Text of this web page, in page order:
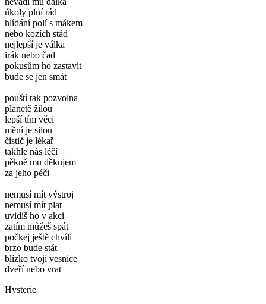
úkoly plní rád
hlídání polí s mákem
nebo kozích stád
nejlepší je válka
irák nebo čad
pokusům ho zastavit
bude se jen smát
pouští tak pozvolna
planetě žilou
lepší tím věci
mění je silou
čistič je lékař
takhle nás léčí
pěkně mu děkujem
za jeho péči
nemusí mít výstroj
nemusí mít plat
uvidíš ho v akci
zatím můžeš spát
počkej ještě chvíli
brzo bude stát
blízko tvojí vesnice
dveří nebo vrat
Hysterie